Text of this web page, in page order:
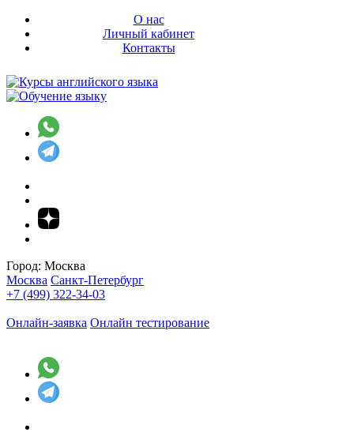
О нас
Личный кабинет
Контакты
Город: Москва
Москва Санкт-Петербург
+7 (499) 322-34-03
Онлайн-заявка Онлайн тестирование